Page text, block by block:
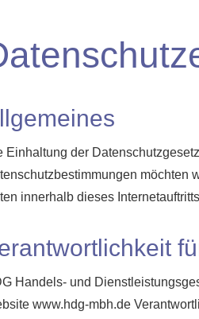
Einhaltung der
möchten
innerhalb dieses
Handels- und
www.hdg-mbh.de